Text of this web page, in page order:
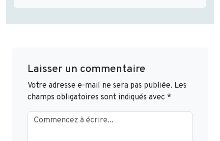
Laisser un commentaire
Votre adresse e-mail ne sera pas publiée. Les
champs obligatoires sont indiqués avec *